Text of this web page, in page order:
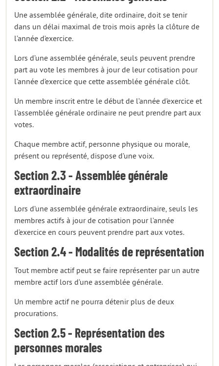
Une assemblée générale, dite ordinaire, doit se tenir
dans un délai maximal de trois mois après la clôture de
l’année d’exercice.
Lors d’une assemblée générale, seuls peuvent prendre
part au vote les membres à jour de leur cotisation pour
l’année d’exercice que cette assemblée générale clôt.
Un membre inscrit entre le début de l’année d’exercice et
l’assemblée générale ordinaire ne peut prendre part aux
votes.
Chaque membre actif, personne physique ou morale,
présent ou représenté, dispose d’une voix.
Section 2.3 - Assemblée générale
extraordinaire
Lors d’une assemblée générale extraordinaire, seuls les
membres actifs à jour de cotisation pour l’année
d’exercice en cours peuvent prendre part aux votes.
Section 2.4 - Modalités de représentation
Tout membre actif peut se faire représenter par un autre
membre actif lors d’une assemblée générale.
Un membre actif ne pourra détenir plus de deux
procurations.
Section 2.5 - Représentation des
personnes morales